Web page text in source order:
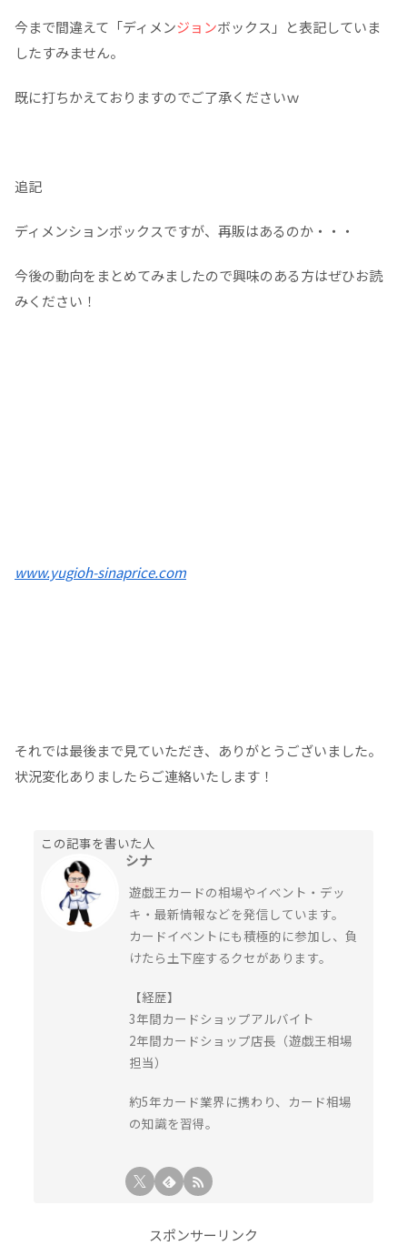
今まで間違えて「ディメンジョンボックス」と表記していま
したすみません。
既に打ちかえておりますのでご了承くださいｗ
追記
ディメンションボックスですが、再販はあるのか・・・
今後の動向をまとめてみましたので興味のある方はぜひお読
みください！
www.yugioh-sinaprice.com
それでは最後まで見ていただき、ありがとうございました。
状況変化ありましたらご連絡いたします！
この記事を書いた人
シナ
遊戯王カードの相場やイベント・デッ
キ・最新情報などを発信しています。
カードイベントにも積極的に参加し、負
けたら土下座するクセがあります。
【経歴】
3年間カードショップアルバイト
2年間カードショップ店長（遊戯王相場
担当）
約5年カード業界に携わり、カード相場
の知識を習得。
スポンサーリンク